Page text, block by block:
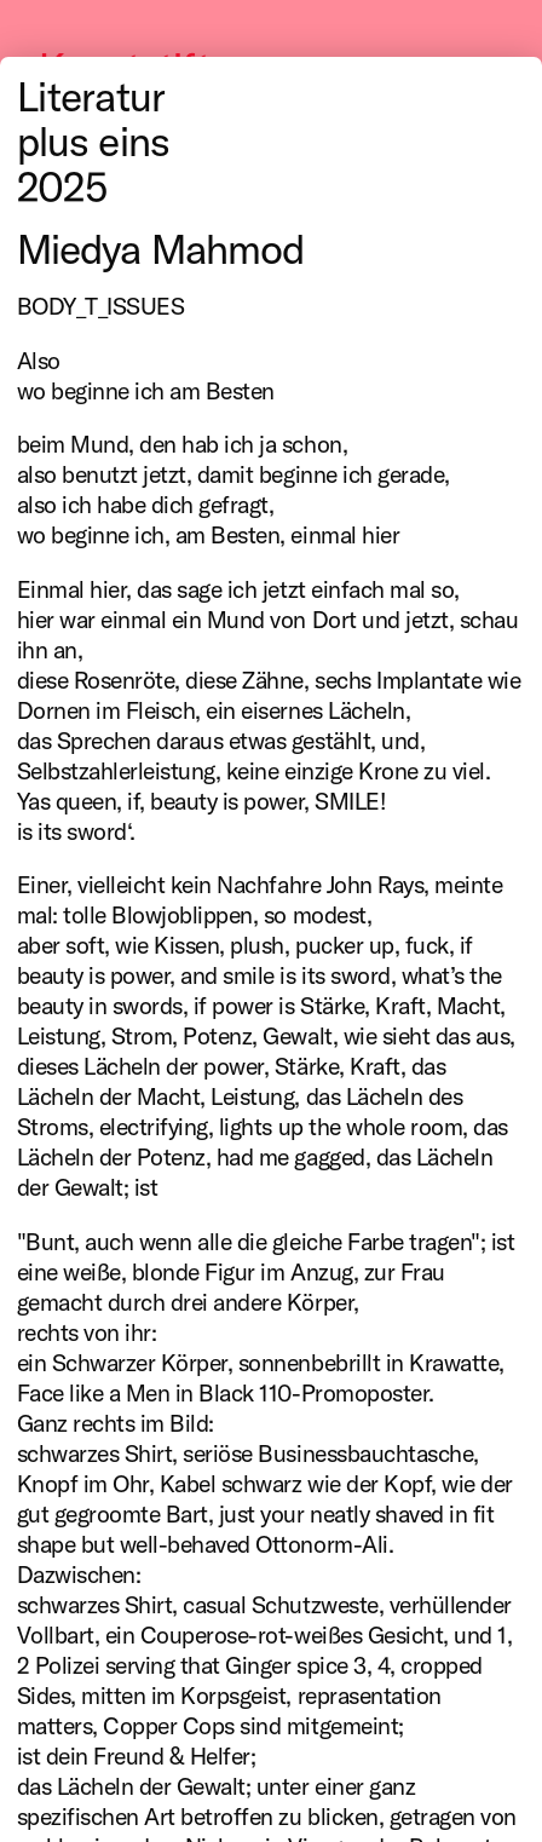
Kunststiftung
NRW
Literatur
plus eins
2025
Miedya Mahmod
BODY_T_ISSUES
Also
wo beginne ich am Besten
beim Mund, den hab ich ja schon,
also benutzt jetzt, damit beginne ich gerade,
also ich habe dich gefragt,
wo beginne ich, am Besten, einmal hier
Einmal hier, das sage ich jetzt einfach mal so,
hier war einmal ein Mund von Dort und jetzt, schau
ihn an,
diese Rosenröte, diese Zähne, sechs Implantate wie
Dornen im Fleisch, ein eisernes Lächeln,
das Sprechen daraus etwas gestählt, und,
Selbstzahlerleistung, keine einzige Krone zu viel.
Yas queen, if‚ beauty is power, SMILE!
is its sword‘.
Einer, vielleicht kein Nachfahre John Rays, meinte
mal: tolle Blowjoblippen, so modest,
aber soft, wie Kissen, plush, pucker up, fuck, if
beauty is power, and smile is its sword, what’s the
beauty in swords, if power is Stärke, Kraft, Macht,
Leistung, Strom, Potenz, Gewalt, wie sieht das aus,
dieses Lächeln der power, Stärke, Kraft, das
Lächeln der Macht, Leistung, das Lächeln des
Stroms, electrifying, lights up the whole room, das
Lächeln der Potenz, had me gagged, das Lächeln
der Gewalt; ist
"Bunt, auch wenn alle die gleiche Farbe tragen"; ist
eine weiße, blonde Figur im Anzug, zur Frau
gemacht durch drei andere Körper,
rechts von ihr:
ein Schwarzer Körper, sonnenbebrillt in Krawatte,
Face like a Men in Black 110-Promoposter.
Ganz rechts im Bild:
schwarzes Shirt, seriöse Businessbauchtasche,
Knopf im Ohr, Kabel schwarz wie der Kopf, wie der
gut gegroomte Bart, just your neatly shaved in fit
shape but well-behaved Ottonorm-Ali.
Dazwischen:
schwarzes Shirt, casual Schutzweste, verhüllender
Vollbart, ein Couperose-rot-weißes Gesicht, und 1,
2 Polizei serving that Ginger spice 3, 4, cropped
Sides, mitten im Korpsgeist, reprasentation
matters, Copper Cops sind mitgemeint;
ist dein Freund & Helfer;
das Lächeln der Gewalt; unter einer ganz
spezifischen Art betroffen zu blicken, getragen von
Literatur
Mit ihrer Literaturförderung
unterstützt die Kunststiftung
NRW die Produktion,
Vermittlung und Präsentation
literarischer Werke von hoher
Qualität in und aus NRW.
Mehr lesen
Förderung
Allgemeine Vorhaben
Stipendien
Arbeits- und
Reisestipendien /
Mit dem neuen
Reisestipendium "Spotlight
Polen" fördert die
Kunststiftung NRW ab 2027
selbstorganisierte
Recherche- und
Vernetzungsaufenthalte in
Polen.
Mehr lesen
plus eins
plus eins verbindet die Idee
eines Masterclass-
Programms mit konkret-
bedürfnisorientierter
Individualförderung.
Literatur
Antragsverfahren
plus eins
Mehr erfahren
Literatur
plus eins
2025
Esra Canpalat (Mentee)